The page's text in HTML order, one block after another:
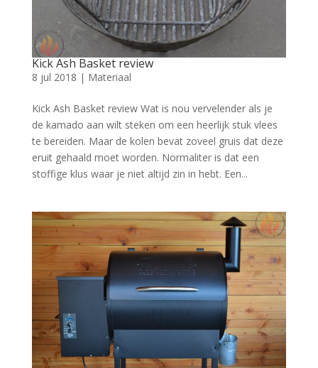
Kick Ash Basket review
8 jul 2018 | Materiaal
Kick Ash Basket review Wat is nou vervelender als je
de kamado aan wilt steken om een heerlijk stuk vlees
te bereiden. Maar de kolen bevat zoveel gruis dat deze
eruit gehaald moet worden. Normaliter is dat een
stoffige klus waar je niet altijd zin in hebt. Een...